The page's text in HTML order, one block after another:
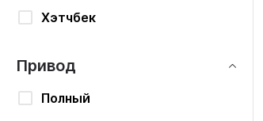
Хэтчбек
Привод
Полный